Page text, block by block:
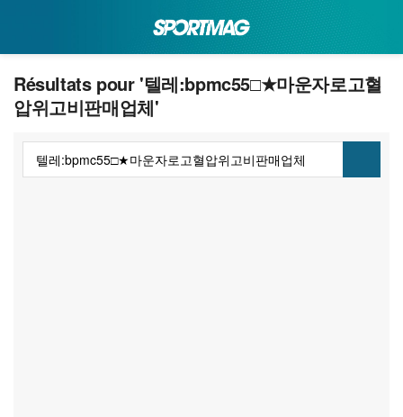
Résultats pour '텔레:bpmc55□★마운자로고혈
압위고비판매업체'